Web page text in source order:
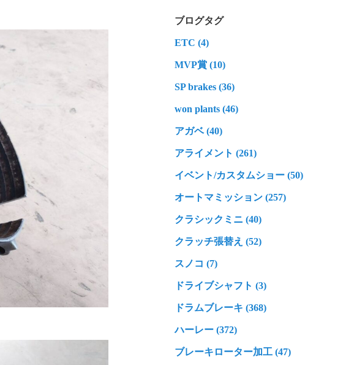
ブログタグ
ETC (4)
MVP賞 (10)
SP brakes (36)
won plants (46)
アガベ (40)
アライメント (261)
イベント/カスタムショー (50)
オートマミッション (257)
クラシックミニ (40)
クラッチ張替え (52)
スノコ (7)
ドライブシャフト (3)
ドラムブレーキ (368)
ハーレー (372)
ブレーキローター加工 (47)